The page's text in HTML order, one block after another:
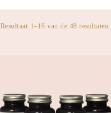
Resultaat 1–16 van de 48